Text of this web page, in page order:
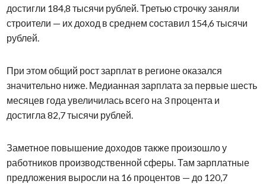
достигли 184,8 тысячи рублей. Третью строчку заняли
строители — их доход в среднем составил 154,6 тысячи
рублей.
При этом общий рост зарплат в регионе оказался
значительно ниже. Медианная зарплата за первые шесть
месяцев года увеличилась всего на 3 процента и
достигла 82,7 тысячи рублей.
Заметное повышение доходов также произошло у
работников производственной сферы. Там зарплатные
предложения выросли на 16 процентов — до 120,7